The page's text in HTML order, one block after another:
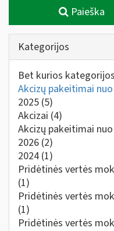
Paieška
Kategorijos
Bet kurios kategorijos
Akcizų pakeitimai
2025 (5)
Akcizai (4)
Akcizų pakeitimai
2026 (2)
2024 (1)
Pridėtinės vertės
(1)
Pridėtinės vertės
(1)
Pridėtinės vertės